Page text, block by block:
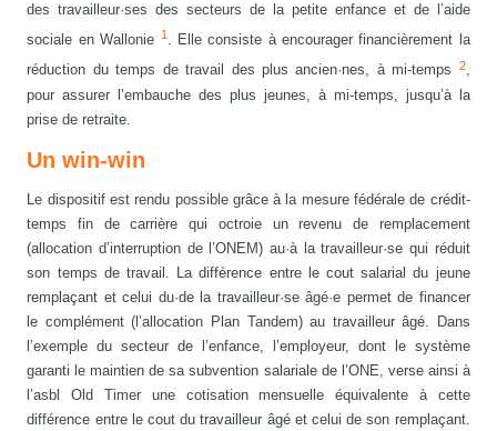
des travailleur·ses des secteurs de la petite enfance et de l’aide
sociale en Wallonie 1. Elle consiste à encourager financièrement la
réduction du temps de travail des plus ancien·nes, à mi-temps
2,
pour assurer l’embauche des plus jeunes, à mi-temps, jusqu’à la
prise de retraite.
Un win-win
Le dispositif est rendu possible grâce à la mesure fédérale de crédit-
temps fin de carrière qui octroie un revenu de remplacement
(allocation d’interruption de l’ONEM) au·à la travailleur·se qui réduit
son temps de travail. La différence entre le cout salarial du jeune
remplaçant et celui du·de la travailleur·se âgé·e permet de financer
le complément (l’allocation Plan Tandem) au travailleur âgé. Dans
l’exemple du secteur de l’enfance, l’employeur, dont le système
garanti le maintien de sa subvention salariale de l’ONE, verse ainsi à
l’asbl Old Timer une cotisation mensuelle équivalente à cette
différence entre le cout du travailleur âgé et celui de son remplaçant.